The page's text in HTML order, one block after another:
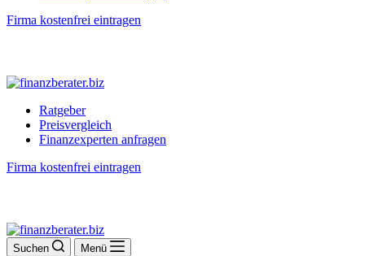
Firma kostenfrei eintragen
Ratgeber
Preisvergleich
Finanzexperten anfragen
Firma kostenfrei eintragen
Suchen Menü